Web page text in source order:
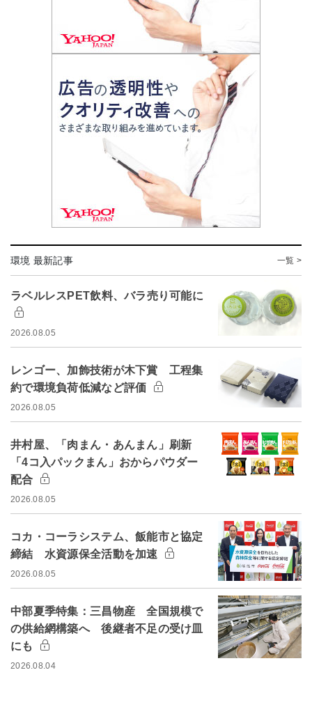
環境 最新記事 一覧 >
ラベルレスPET飲料、バラ売り可能に
2026.08.05
レンゴー、加飾技術が木下賞 工程集
約で環境負荷低減など評価
2026.08.05
井村屋、「肉まん・あんまん」刷新
「4コ入パックまん」おからパウダー
配合
2026.08.05
コカ・コーラシステム、飯能市と協定
締結 水資源保全活動を加速
2026.08.05
中部夏季特集：三昌物産 全国規模で
の供給網構築へ 後継者不足の受け皿
にも
2026.08.04